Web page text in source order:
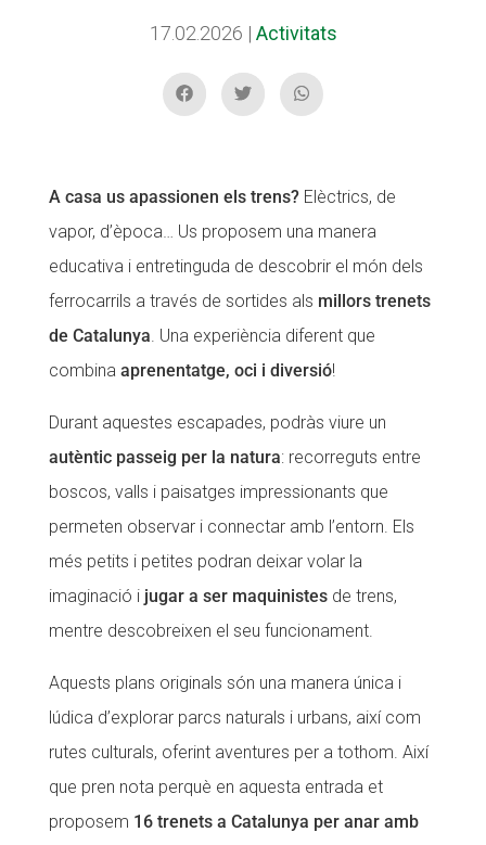
17.02.2026 | Activitats
A casa us apassionen els trens?Elèctrics, de
vapor, d’època… Us proposem una manera
educativa i entretinguda de descobrir el món dels
ferrocarrils a través de sortides als millors trenets
de Catalunya. Una experiència diferent que
combina aprenentatge, oci i diversió!
Durant aquestes escapades, podràs viure un
autèntic passeig per la natura: recorreguts entre
boscos, valls i paisatges impressionants que
permeten observar i connectar amb l’entorn. Els
més petits i petites podran deixar volar la
imaginació ijugar a ser maquinistesde trens,
mentre descobreixen el seu funcionament.
Aquests plans originals són una manera única i
lúdica d’explorar parcs naturals i urbans, així com
rutes culturals, oferint aventures per a tothom. Així
que pren nota perquè en aquesta entrada et
proposem 16 trenets a Catalunya per anar amb
SUPORT TERCER SECTOR
CONEIX FUNDESPLAI
La Fundació
Missió i valors
Els comptes clars
Proposta educativa
ACTUALITAT
Butlletins
Fundesplai als mitjans
Xarxes socials
SUPORT TERCER SECTOR
CONEIX FUNDESPLAI
La Fundació
Missió i valors
Els comptes clars
Proposta educativa
ACTUALITAT
Butlletins
Fundesplai als mitjans
Xarxes socials